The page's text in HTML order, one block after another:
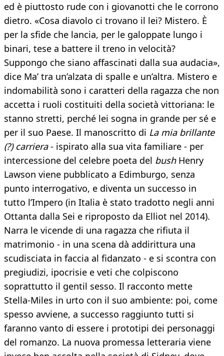
ed è piuttosto rude con i giovanotti che le corrono
dietro. «Cosa diavolo ci trovano il lei? Mistero. È
per la sfide che lancia, per le galoppate lungo i
binari, tese a battere il treno in velocità?
Suppongo che siano affascinati dalla sua audacia»,
dice Ma’ tra un’alzata di spalle e un’altra. Mistero e
indomabilità sono i caratteri della ragazza che non
accetta i ruoli costituiti della società vittoriana: le
stanno stretti, perché lei sogna in grande per sé e
per il suo Paese. Il manoscritto di La mia brillante
(?) carriera- ispirato alla sua vita familiare - per
intercessione del celebre poeta del bushHenry
Lawson viene pubblicato a Edimburgo, senza
punto interrogativo, e diventa un successo in
tutto l’Impero (in Italia è stato tradotto negli anni
Ottanta dalla Sei e riproposto da Elliot nel 2014).
Narra le vicende di una ragazza che rifiuta il
matrimonio - in una scena dà addirittura una
scudisciata in faccia al fidanzato - e si scontra con
pregiudizi, ipocrisie e veti che colpiscono
soprattutto il gentil sesso. Il racconto mette
Stella-Miles in urto con il suo ambiente: poi, come
spesso avviene, a successo raggiunto tutti si
faranno vanto di essere i prototipi dei personaggi
del romanzo. La nuova promessa letteraria viene